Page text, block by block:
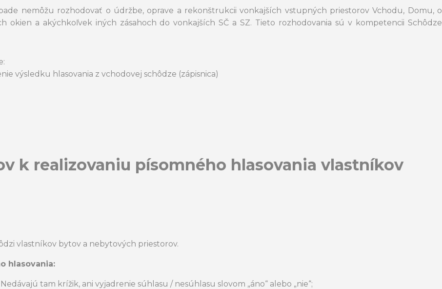
nemôžu rozhodovať o údržbe, oprave a rekonštrukcii vonkajších vstupných priestorov Vchodu, Domu, o
okien a akýchkoľvek iných zásahoch do vonkajších SČ a SZ. Tieto rozhodovania sú v kompetencii Schôdze
výsledku hlasovania z vchodovej schôdze (zápisnica)
k realizovaniu písomného hlasovania vlastníkov
vlastníkov bytov a nebytových priestorov.
hlasovania:
Nedávajú tam krížik, ani vyjadrenie súhlasu / nesúhlasu slovom „áno“ alebo „nie“;